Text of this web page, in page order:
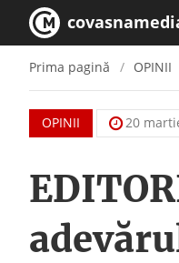
Prima pagină OPINII
OPINII 20